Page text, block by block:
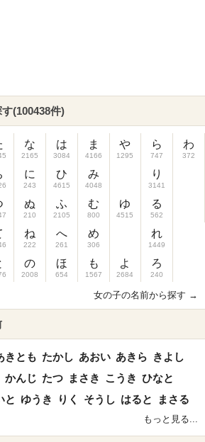
(100438件)
な
2165
に
243
ぬ
210
ね
222
の
2008
は
3084
ひ
4615
ふ
2105
へ
261
ほ
654
ま
4166
み
4048
む
800
め
306
も
1567
や
1295
ゆ
4515
よ
2684
ら
747
り
3141
る
562
れ
1449
ろ
240
わ
372
女の子の名前から探す →
きとも たかし あおい あきら きよし
かんじ たつ まさき こうき ひなと
と ゆうき りく そうし はると まさる
もっと見る...